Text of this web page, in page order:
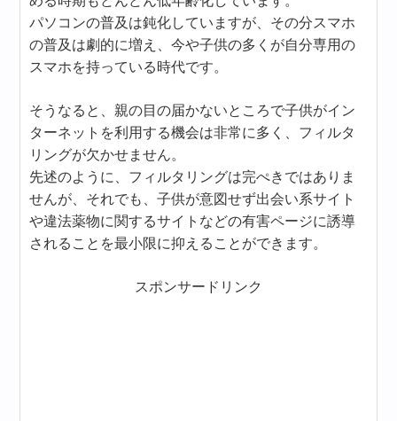
パソコンの普及は鈍化していますが、その分スマホ
の普及は劇的に増え、今や子供の多くが自分専用の
スマホを持っている時代です。
そうなると、親の目の届かないところで子供がイン
ターネットを利用する機会は非常に多く、フィルタ
リングが欠かせません。
先述のように、フィルタリングは完ぺきではありま
せんが、それでも、子供が意図せず出会い系サイト
や違法薬物に関するサイトなどの有害ページに誘導
されることを最小限に抑えることができます。
スポンサードリンク